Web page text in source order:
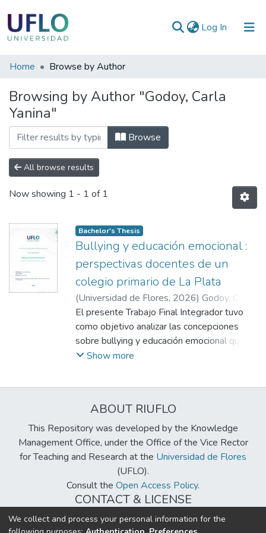
Log In (current)
Communities
Collections
All of RIUFLO
Home Browse by Author
Browsing by Author "Godoy, Carla
Yanina"
Browse
All browse results
Now showing 1 - 1 of 1
Bachelor's Thesis
Bullying y educación emocional :
perspectivas docentes de un
colegio primario de La Plata
(Universidad de Flores, 2026) Godoy, Carla
Yanina;Pozo, Lorena
El presente Trabajo Final Integrador tuvo
como objetivo analizar las concepciones
sobre bullying y educación emocional que
poseen docentes de 1°, 2°, 3° y 4° grado
una investigación de enfoque cualitativo,
basada en entrevistas semiestructuradas
realizadas a doce docentes de nivel
primario, seleccionadas mediante un
muestreo no probabilístico intencional. El
análisis de la información se llevó a cabo
desde los postulados de la teoría
categorías vinculadas a los conocimientos
Show more
ABOUT RIUFLO
This Repository was developed by the Knowledge
Management Office, under the Office of the Vice Rector
for Teaching and Research at the Universidad de Flores
(UFLO).
Consult the Open Access Policy.
CONTACT & LICENSE
biblioteca@uflouniversidad.edu.ar
We collect and process your personal information for the